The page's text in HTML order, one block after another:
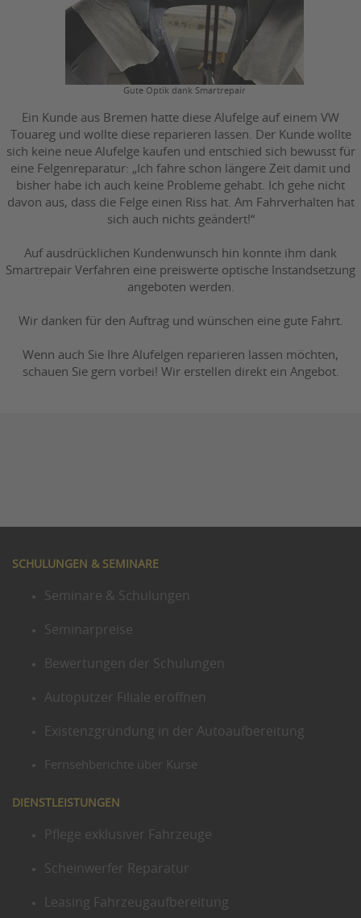
Gute Optik dank Smartrepair
Ein Kunde aus Bremen hatte diese Alufelge auf einem VW
Touareg und wollte diese reparieren lassen. Der Kunde wollte
sich keine neue Alufelge kaufen und entschied sich bewusst für
eine Felgenreparatur: „Ich fahre schon längere Zeit damit und
bisher habe ich auch keine Probleme gehabt. Ich gehe nicht
davon aus, dass die Felge einen Riss hat. Am Fahrverhalten hat
sich auch nichts geändert!“
Auf ausdrücklichen Kundenwunsch hin konnte ihm dank
Smartrepair Verfahren eine preiswerte optische Instandsetzung
angeboten werden.
Wir danken für den Auftrag und wünschen eine gute Fahrt.
Wenn auch Sie Ihre Alufelgen reparieren lassen möchten,
schauen Sie gern vorbei! Wir erstellen direkt ein Angebot.
SCHULUNGEN & SEMINARE
Seminare & Schulungen
Seminarpreise
Bewertungen der Schulungen
Autoputzer Filiale eröffnen
Existenzgründung in der Autoaufbereitung
Fernsehberichte über Kurse
DIENSTLEISTUNGEN
Pflege exklusiver Fahrzeuge
Scheinwerfer Reparatur
Leasing Fahrzeugaufbereitung